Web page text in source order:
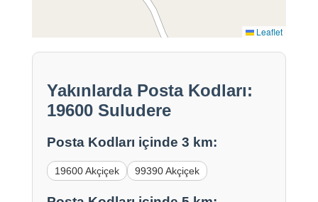
Leaflet
Yakınlarda Posta Kodları:
19600 Suludere
Posta Kodları içinde 3 km:
19600 Akçiçek 99390 Akçiçek